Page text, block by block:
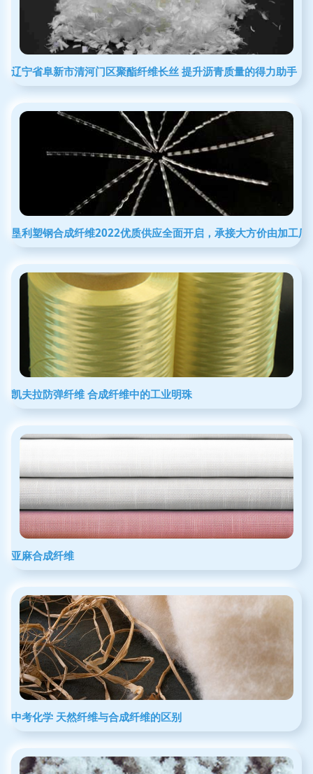
辽宁省阜新市清河门区聚酯纤维长丝 提升沥青质量的得力助手
垦利塑钢合成纤维2022优质供应全面开启，承接大方价由加工
凯夫拉防弹纤维 合成纤维中的工业明珠
亚麻合成纤维
中考化学 天然纤维与合成纤维的区别